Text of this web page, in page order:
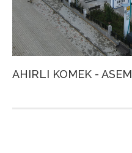
AHIRLI KOMEK - ASEM